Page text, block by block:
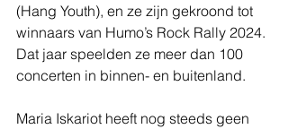
(Hang Youth), en ze zijn gekroond tot
winnaars van Humo’s Rock Rally 2024.
Dat jaar speelden ze meer dan 100
concerten in binnen- en buitenland.
Maria Iskariot heeft nog steeds geen